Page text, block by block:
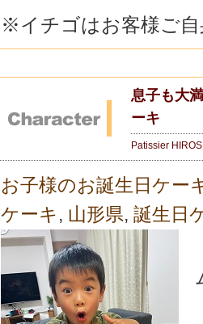
※イチゴはお客様ご
息子も大
ーキ
Patissier
お子様のお誕生日ケー
ケーキ , 山形県, 誕生日